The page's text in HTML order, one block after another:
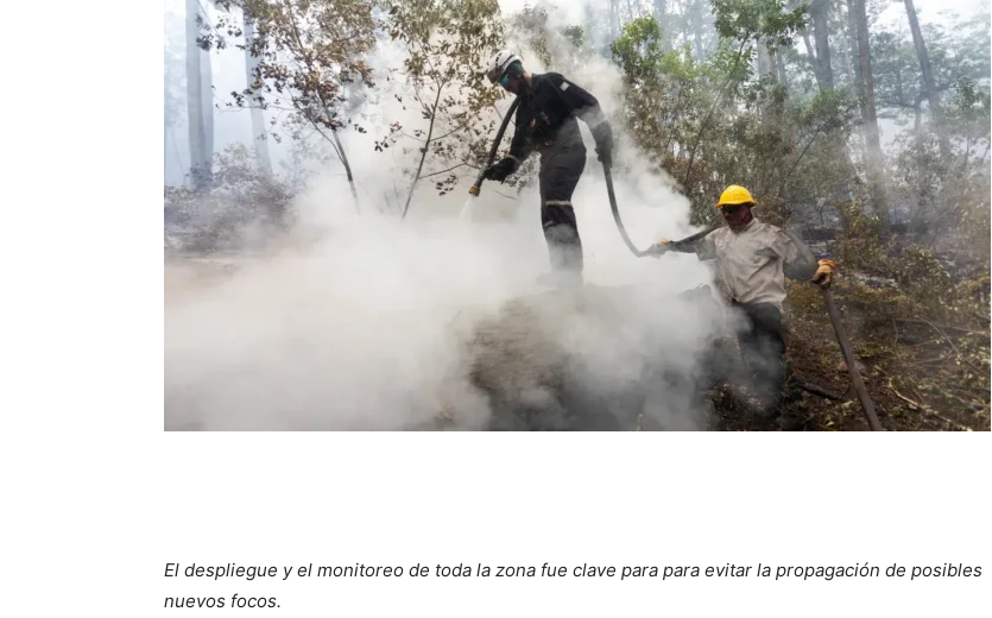
El despliegue y el monitoreo de toda la zona fue clave para para evitar la propagación de posibles
nuevos focos.